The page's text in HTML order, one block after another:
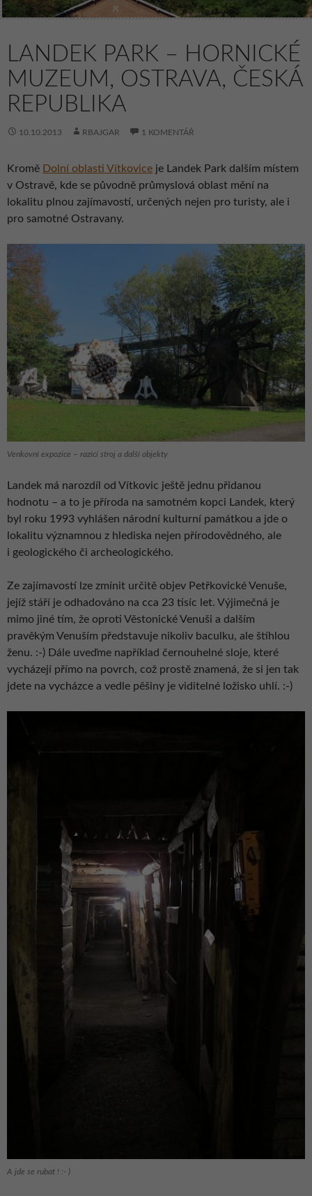
LANDEK PARK – HORNICKÉ
MUZEUM, OSTRAVA, ČESKÁ
REPUBLIKA
10.10.2013 RBAJGAR 1 KOMENTÁŘ
Kromě Dolní oblasti Vítkovice je Landek Park dalším místem
v Ostravě, kde se původně průmyslová oblast mění na
lokalitu plnou zajímavostí, určených nejen pro turisty, ale i
pro samotné Ostravany.
Venkovní expozice – razící stroj a další objekty
Landek má narozdíl od Vítkovic ještě jednu přidanou
hodnotu – a to je příroda na samotném kopci Landek, který
byl roku 1993 vyhlášen národní kulturní památkou a jde o
lokalitu významnou z hlediska nejen přírodovědného, ale
i geologického či archeologického.
Ze zajímavostí lze zmínit určitě objev Petřkovické Venuše,
jejíž stáří je odhadováno na cca 23 tisíc let. Výjimečná je
mimo jiné tím, že oproti Věstonické Venuši a dalším
pravěkým Venuším představuje nikoliv baculku, ale štíhlou
ženu. :-) Dále uveďme například černouhelné sloje, které
vycházejí přímo na povrch, což prostě znamená, že si jen tak
jdete na vycházce a vedle pěšiny je viditelné ložisko uhlí. :-)
A jde se rubat ! :- )